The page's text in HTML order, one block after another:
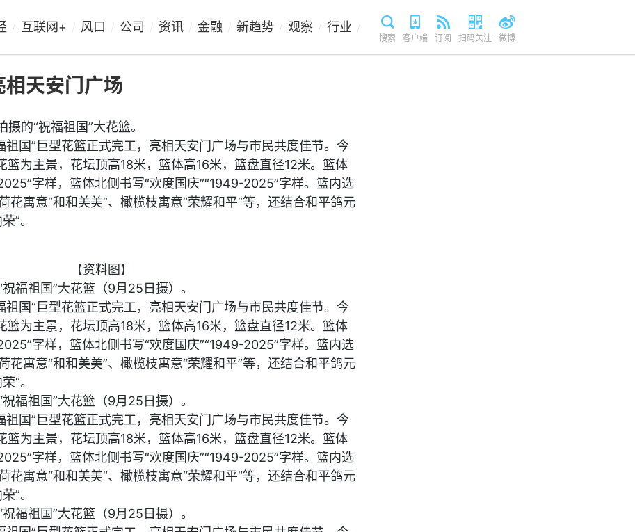
互联网+ 风口 公司 资讯 金融 新趋势 观察 行业
搜索 客户端 订阅 扫码关注 微博
相天安门广场
的“祝福祖国”大花篮。
国”巨型花篮正式完工，亮相天安门广场与市民共度佳节。今
篮为主景，花坛顶高18米，篮体高16米，篮盘直径12米。篮体
字样，篮体北侧书写“欢度国庆”“1949-2025”字样。篮内选
花寓意“和和美美”、橄榄枝寓意“荣耀和平”等，还结合和平鸽元
”。
【资料图】
福祖国”大花篮（9月25日摄）。
国”巨型花篮正式完工，亮相天安门广场与市民共度佳节。今
篮为主景，花坛顶高18米，篮体高16米，篮盘直径12米。篮体
字样，篮体北侧书写“欢度国庆”“1949-2025”字样。篮内选
花寓意“和和美美”、橄榄枝寓意“荣耀和平”等，还结合和平鸽元
”。
福祖国”大花篮（9月25日摄）。
国”巨型花篮正式完工，亮相天安门广场与市民共度佳节。今
篮为主景，花坛顶高18米，篮体高16米，篮盘直径12米。篮体
字样，篮体北侧书写“欢度国庆”“1949-2025”字样。篮内选
花寓意“和和美美”、橄榄枝寓意“荣耀和平”等，还结合和平鸽元
”。
福祖国”大花篮（9月25日摄）。